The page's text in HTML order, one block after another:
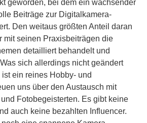
geworden, bei dem ein wachsender
Beiträge zur Digitalkamera-
Den weitaus größten Anteil daran
mit seinen Praxisbeiträgen die
detailliert behandelt und
sich allerdings nicht geändert
ein reines Hobby- und
uns über den Austausch mit
Fotobegeisterten. Es gibt keine
auch keine bezahlten Influencer.